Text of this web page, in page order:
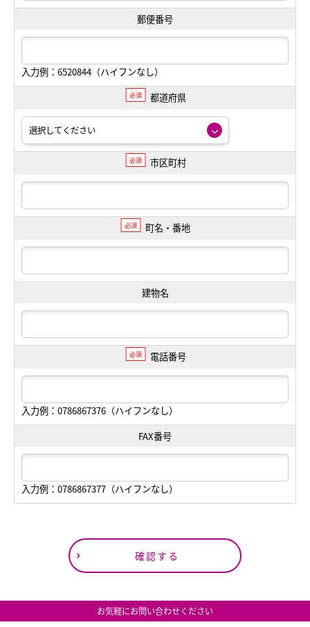
郵便番号
入力例：6520844（ハイフンなし）
必須 都道府県
必須 市区町村
必須 町名・番地
建物名
必須 電話番号
入力例：0786867376（ハイフンなし）
FAX番号
入力例：0786867377（ハイフンなし）
確認する
お気軽にお問い合わせください